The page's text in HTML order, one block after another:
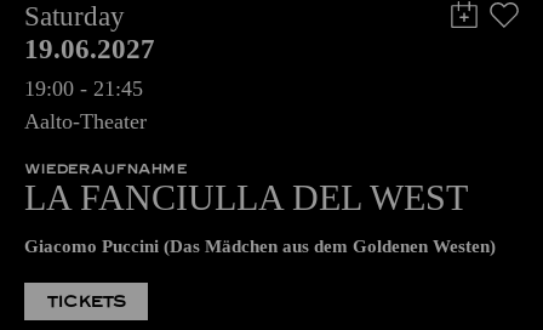
Saturday
19.06.2027
19:00 - 21:45
Aalto-Theater
WIEDERAUFNAHME
LA FANCIULLA DEL WEST
Giacomo Puccini (Das Mädchen aus dem Goldenen Westen)
TICKETS